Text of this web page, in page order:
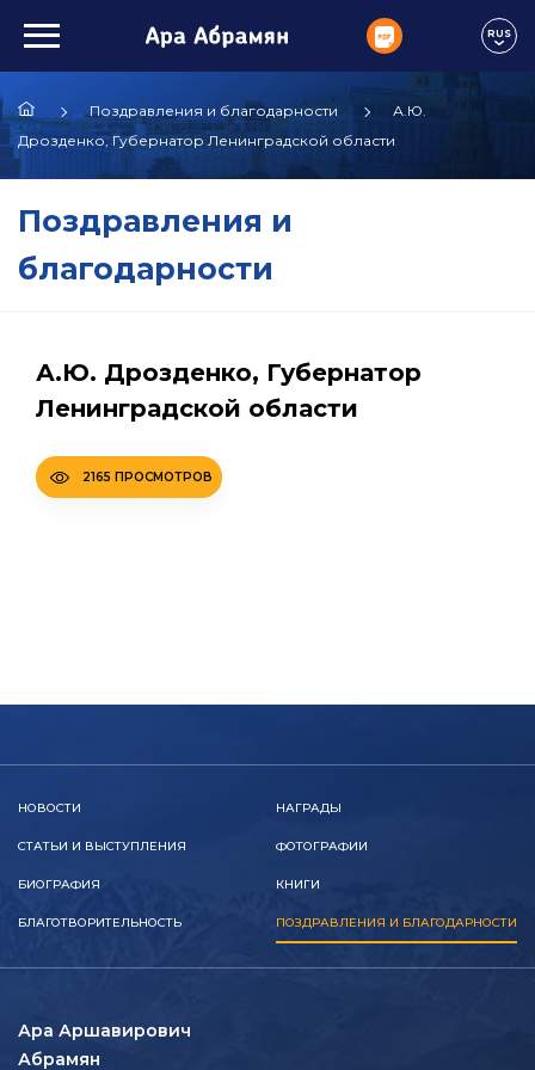
RUS
Поздравления и благодарности
А.Ю.
Дрозденко, Губернатор Ленинградской области
Поздравления и
благодарности
А.Ю. Дрозденко, Губернатор
Ленинградской области
2165 ПРОСМОТРОВ
НОВОСТИ
СТАТЬИ И ВЫСТУПЛЕНИЯ
БИОГРАФИЯ
БЛАГОТВОРИТЕЛЬНОСТЬ
НАГРАДЫ
ФОТОГРАФИИ
КНИГИ
ПОЗДРАВЛЕНИЯ И БЛАГОДАРНОСТИ
Ара Аршавирович
Абрамян